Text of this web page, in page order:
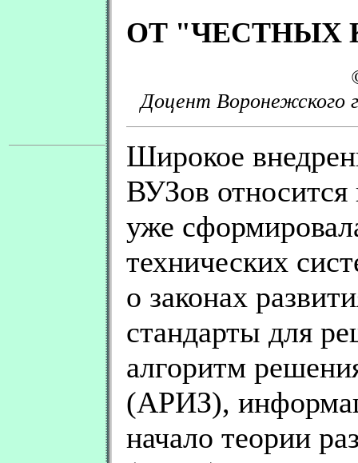
ОТ "ЧЕСТНЫХ
Доцент Воронежского
Широкое
ВУЗов
уже
технических
о законах
стандарты для
алгоритм
(АРИЗ),
начало теории